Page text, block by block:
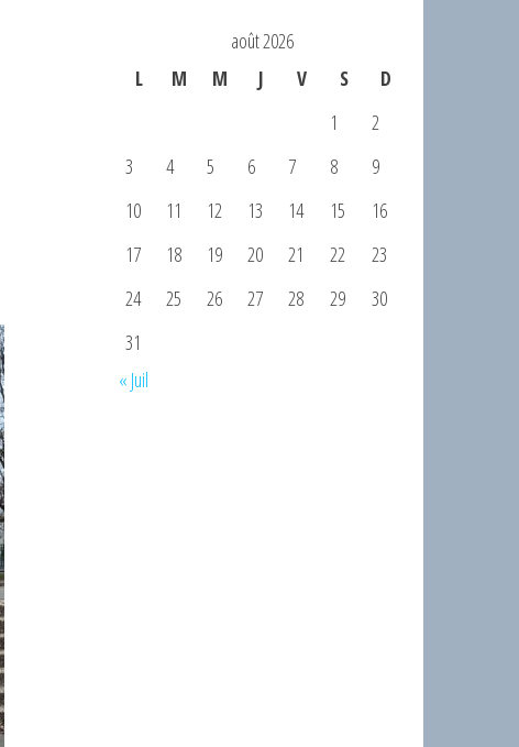
août 2026
L
M M J V S
D
1
2
3
4 5 6 7 8
9
10
11 12 13 14 15
16
17
18 19 20 21 22
23
24
25 26 27 28 29
30
31
« Juil